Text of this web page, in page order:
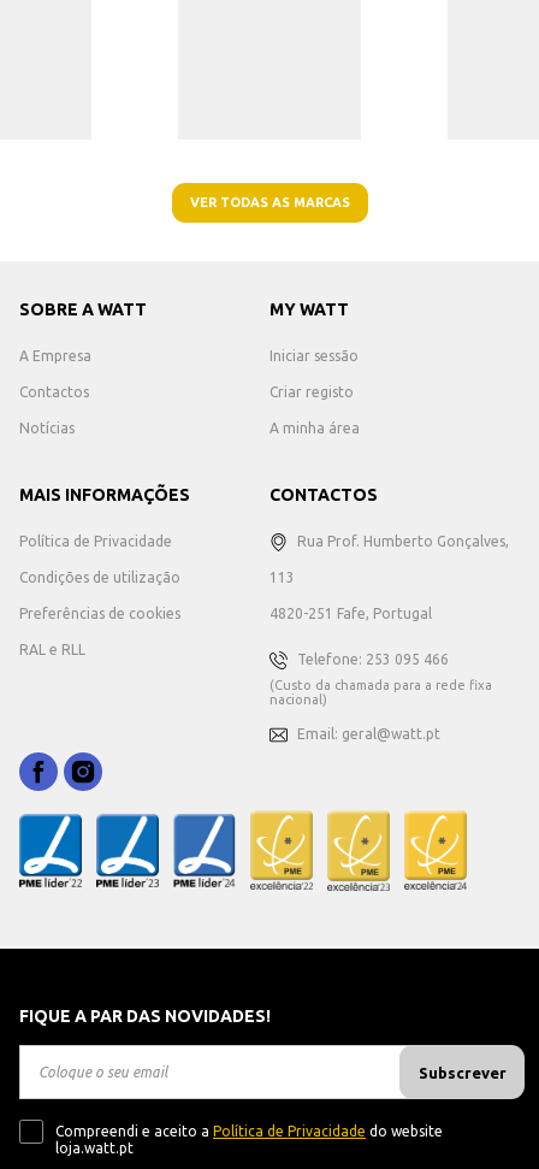
VER TODAS AS MARCAS
SOBRE A WATT
A Empresa
Contactos
Notícias
MY WATT
Iniciar sessão
Criar registo
A minha área
MAIS INFORMAÇÕES
Política de Privacidade
Condições de utilização
Preferências de cookies
RAL e RLL
CONTACTOS
Rua Prof. Humberto Gonçalves,
113
4820-251 Fafe, Portugal
Telefone: 253 095 466
(Custo da chamada para a rede fixa
nacional)
Email: geral@watt.pt
FIQUE A PAR DAS NOVIDADES!
Subscrever
Compreendi e aceito a Política de Privacidade do website
loja.watt.pt